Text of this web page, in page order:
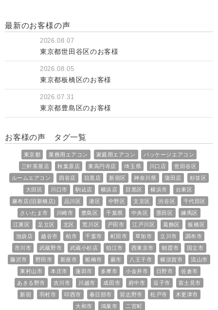
最新のお客様の声
2026.08.07
東京都世田谷区のお客様
2026.08.05
東京都板橋区のお客様
2026.07.31
東京都豊島区のお客様
お客様の声 タグ一覧
東京都 業務用エアコン 家庭用エアコン
パッケージエアコン
三軒茶屋店
秋葉原店 東高円寺店 埼玉県 川口店
世田谷区
ルームエアコン
四谷店 目黒店 新宿区 神奈川県 蒲田店
杉並区
大田区
川口市 駒込店 横浜店 目黒区 横浜市
台東区
麻布店(旧新橋店)
品川区 港区 中野区 文京区 渋谷区
千代田区
さいたま市
川崎市 豊島区 千葉県 中央区 墨田区
練馬区
江東区
足立区 北区 荒川区 戸田市 江戸川区 葛飾区
板橋区
池袋店
越谷市 柏市 千葉市 町田市 草加市 立川市
調布市
市川市
武蔵野市 武蔵小杉店 狛江市 西東京市 朝霞市
国立市
藤沢市
野田市 新座市 船橋市 蕨市 八王子市 横須賀市
流山市
東村山市
本庄市 蓮田市 多摩市 小金井市 日野市
佐倉市
あきる野市
吉川市 川越市 成田市 府中市 逗子市
富士見市
新宿
羽村市 印西市 春日部市 習志野市 松戸市
木更津市
大和市
鴻巣市 二宮町